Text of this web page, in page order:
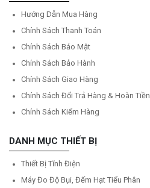
Hướng Dẫn Mua Hàng
Chính Sách Thanh Toán
Chính Sách Bảo Mật
Chính Sách Bảo Hành
Chính Sách Giao Hàng
Chính Sách Đổi Trả Hàng & Hoàn Tiền
Chính Sách Kiểm Hàng
DANH MỤC THIẾT BỊ
Thiết Bị Tĩnh Điện
Máy Đo Độ Bụi, Đếm Hạt Tiểu Phân